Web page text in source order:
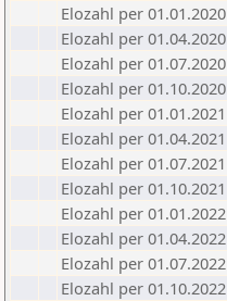
Elozahl per 01.01.2020
Elozahl per 01.04.2020
Elozahl per 01.07.2020
Elozahl per 01.10.2020
Elozahl per 01.01.2021
Elozahl per 01.04.2021
Elozahl per 01.07.2021
Elozahl per 01.10.2021
Elozahl per 01.01.2022
Elozahl per 01.04.2022
Elozahl per 01.07.2022
Elozahl per 01.10.2022